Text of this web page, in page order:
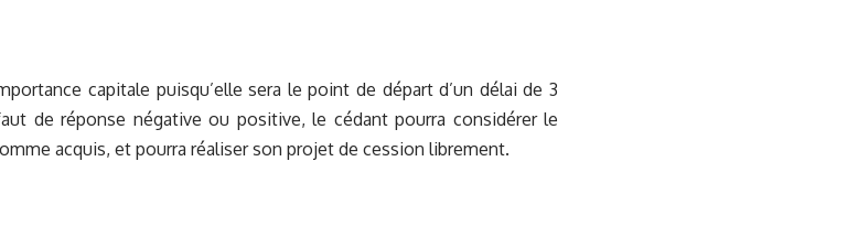
capitale puisqu’elle sera le point de départ d’un délai de 3
de réponse négative ou positive, le cédant pourra considérer le
acquis, et pourra réaliser son projet de cession librement.